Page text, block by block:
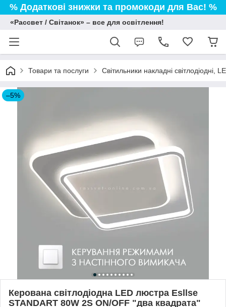
% Додаткові знижки та промокоди для Вас! %
«Рассвет / Світанок» – все для освітлення!
Товари та послуги Світильники накладні світлодіодні,
–5%
Керована світлодіодна LED люстра Esllse
STANDART 80W 2S ON/OFF "два квадрата"